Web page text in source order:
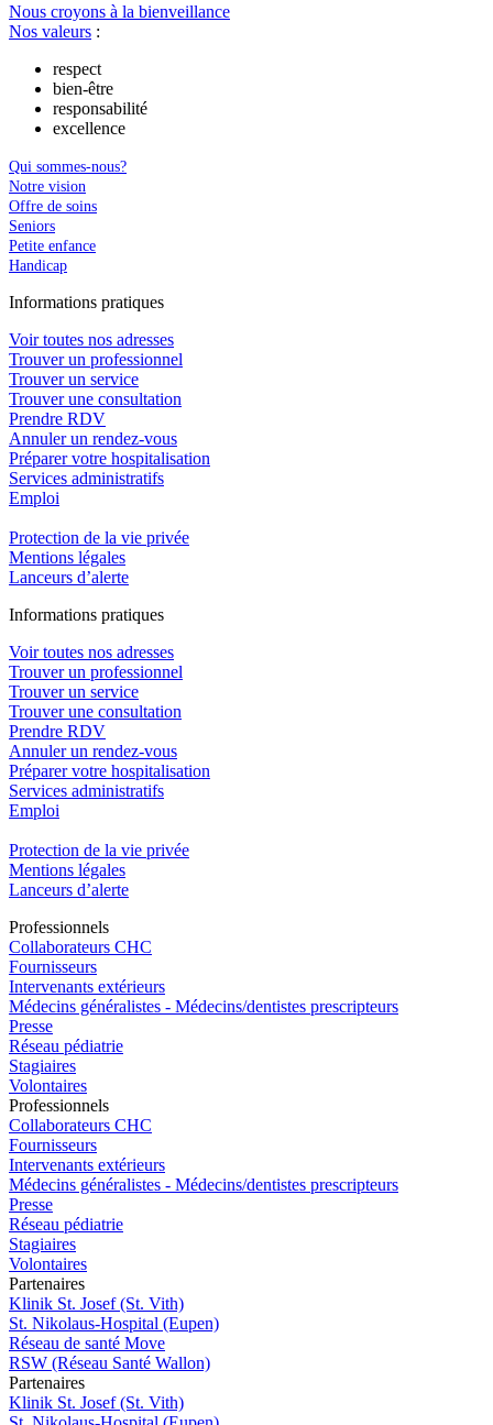
Nous croyons à la bienveillance
Nos valeurs :
respect
bien-être
responsabilité
excellence
Qui sommes-nous?
Notre vision
Offre de soins
Seniors
Petite enfance
Handicap
Informations pratiques
Voir toutes nos adresses
Trouver un professionnel
Trouver un service
Trouver une consultation
Prendre RDV
Annuler un rendez-vous
Préparer votre hospitalisation
Services administratifs
Emploi​
Protection de la vie privée
Mentions légales
Lanceurs d’alerte
Informations pratiques
Voir toutes nos adresses
Trouver un professionnel
Trouver un service
Trouver une consultation
Prendre RDV
Annuler un rendez-vous
Préparer votre hospitalisation
Services administratifs
Emploi​
Protection de la vie privée
Mentions légales
Lanceurs d’alerte
Professionnels
Collaborateurs CHC
Fournisseurs
Intervenants extérieurs
Médecins généralistes - Médecins/dentistes prescripteurs
Presse
Réseau pédiatrie
Stagiaires
Volontaires
Professionnels
Collaborateurs CHC
Fournisseurs
Intervenants extérieurs
Médecins généralistes - Médecins/dentistes prescripteurs
Presse
Réseau pédiatrie
Stagiaires
Volontaires
Partenaires
Klinik St. Josef (St. Vith)
St. Nikolaus-Hospital (Eupen)
Réseau de santé Move
RSW (Réseau Santé Wallon)
Partenaires
Klinik St. Josef (St. Vith)